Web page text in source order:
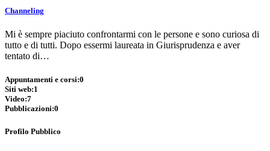
Channeling
Mi è sempre piaciuto confrontarmi con le persone e sono curiosa di
tutto e di tutti. Dopo essermi laureata in Giurisprudenza e aver
tentato di…
Appuntamenti e corsi:0
Siti web:1
Video:7
Pubblicazioni:0
Profilo Pubblico